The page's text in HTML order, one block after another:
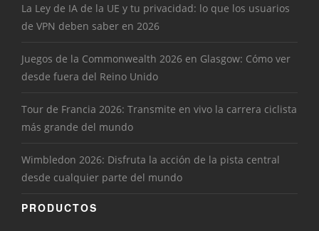
La Ley de IA de la UE y tu privacidad: lo que los usuarios
de VPN deben saber en 2026
Juegos de la Commonwealth 2026 en Glasgow: Cómo ver
desde fuera del Reino Unido
Tour de Francia 2026: Transmite en vivo la carrera ciclista
más grande del mundo
Wimbledon 2026: Disfruta la acción de la pista central
desde cualquier parte del mundo
PRODUCTOS